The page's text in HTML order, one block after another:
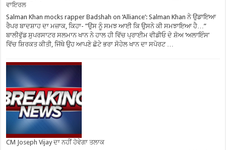
ਵਾਇਰਲ
Salman Khan mocks rapper Badshah on ‘Alliance’: Salman Khan ਨੇ ਉਡਾਇਆ
ਰੈਪਰ ਬਾਦਸ਼ਾਹ ਦਾ ਮਜ਼ਾਕ, ਕਿਹਾ- ”ਉਸ ਨੂੰ ਸਮਝ ਆਈ ਕਿ ਉਸਨੇ ਕੀ ਸਮਝਾਇਆ ਹੈ…”
ਬਾਲੀਵੁੱਡ ਸੁਪਰਸਾਟਰ ਸਲਮਾਨ ਖਾਨ ਨੇ ਹਾਲ ਹੀ ਵਿੱਚ ਪ੍ਰਾਈਮ ਵੀਡੀਓ ਦੇ ਸ਼ੋਅ ‘ਅਲਾਇੰਸ’
ਵਿੱਚ ਸ਼ਿਰਕਤ ਕੀਤੀ, ਜਿੱਥੇ ਉਹ ਆਪਣੇ ਛੋਟੇ ਭਰਾ ਸੋਹੇਲ ਖਾਨ ਦਾ ਸਪੋਰਟ …
CM Joseph Vijay ਦਾ ਨਹੀਂ ਹੋਵੇਗਾ ਤਲਾਕ